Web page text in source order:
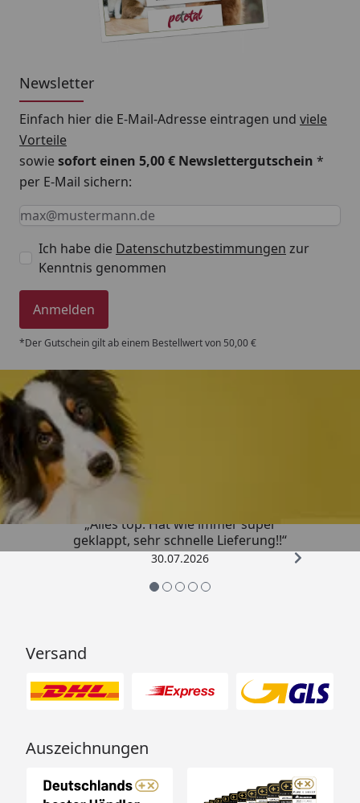
Newsletter
Einfach hier die E-Mail-Adresse eintragen und viele
Vorteile
sowiesofort einen 5,00 € Newslettergutschein *
per E-Mail sichern:
Keine Eingabe erforderlich
Eingabe erforderlich
E-Mail *
Ich habe die Datenschutzbestimmungen zur
Kenntnis genommen
Anmelden
*Der Gutschein gilt ab einem Bestellwert von 50,00 €
Trusted Shops
„Alles top. Hat wie immer super
geklappt, sehr schnelle Lieferung!!“
30.07.2026
Versand
Auszeichnungen